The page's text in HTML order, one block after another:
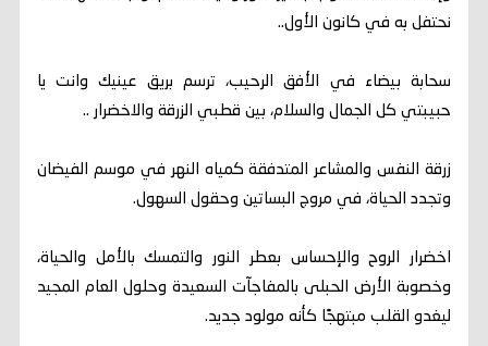
نحتفل به في كانون الأول..
سحابة بيضاء في الأفق الرحيب، ترسم بريق عينيك وانت يا
حبيبتي كل الجمال والسلام، بين قطبي الزرقة والاخضرار ..
زرقة النفس والمشاعر المتدفقة كمياه النهر في موسم الفيضان
وتجدد الحياة، في مروج البساتين وحقول السهول.
اخضرار الروح والإحساس بعطر النور والتمسك بالأمل والحياة،
وخصوبة الأرض الحبلى بالمفاجآت السعيدة وحلول العام المجيد
ليغدو القلب مبتهجًا كأنه مولود جديد.